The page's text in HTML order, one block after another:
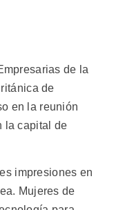
de la
de
en la reunión
la capital de
impresiones en
Mujeres de